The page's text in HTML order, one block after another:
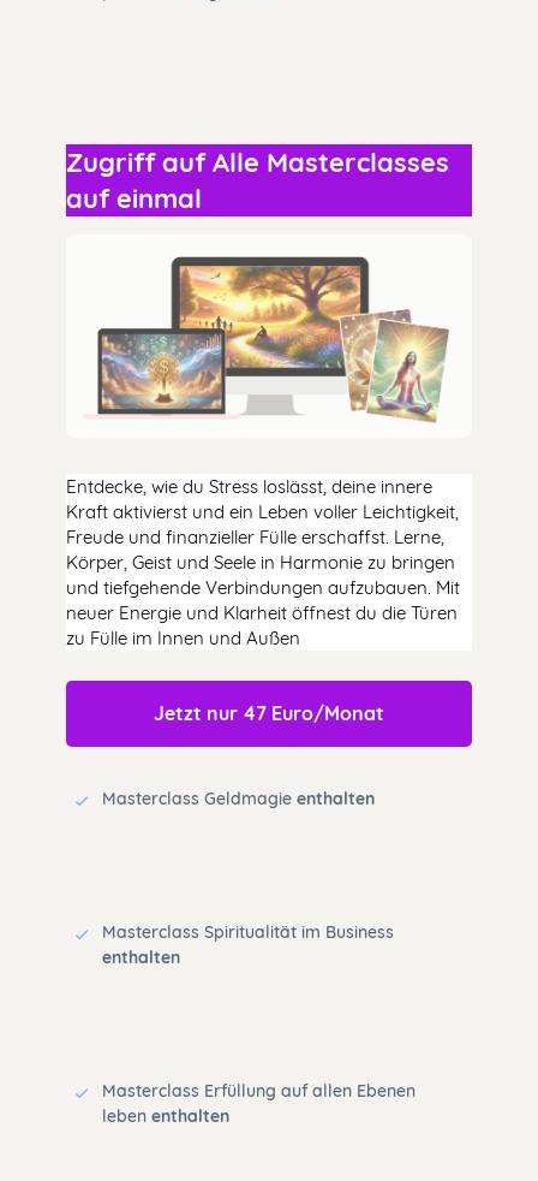
Zugriff auf Alle Masterclasses
auf einmal
Entdecke, wie du Stress loslässt, deine innere
Kraft aktivierst und ein Leben voller Leichtigkeit,
Freude und finanzieller Fülle erschaffst. Lerne,
Körper, Geist und Seele in Harmonie zu bringen
und tiefgehende Verbindungen aufzubauen. Mit
neuer Energie und Klarheit öffnest du die Türen
zu Fülle im Innen und Außen
Jetzt nur 47 Euro/Monat
Masterclass Geldmagie enthalten
Masterclass Spiritualität im Business
enthalten
Masterclass Erfüllung auf allen Ebenen
leben enthalten